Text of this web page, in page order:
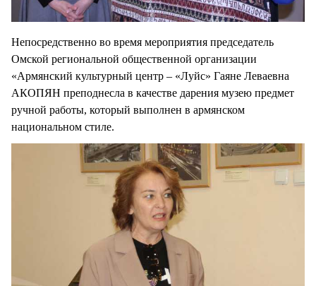
Непосредственно во время мероприятия председатель
Омской региональной общественной организации
«Армянский культурный центр – «Луйс» Гаяне Леваевна
АКОПЯН преподнесла в качестве дарения музею предмет
ручной работы, который выполнен в армянском
национальном стиле.